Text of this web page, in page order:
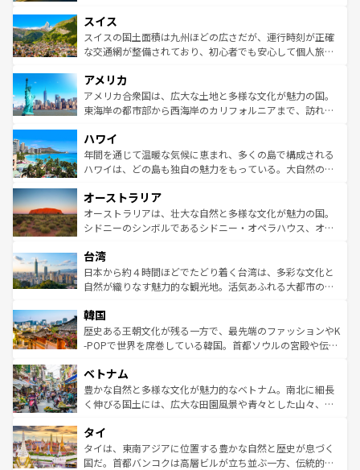
れる地方に足を運ぶとそれぞれで全く異なる文化を体験で
きるだろう。 なお、新着のフランス情報はコンテンツ一覧
を参照してほしい。
は、お酒好きな人にはぜひ体験してほしい。 なお、新着の
ドイツ情報はコンテンツ一覧を参照してほしい。
リアごとに異なる魅力がある。また、優雅なアフタヌーン
ティー、ビール好きにはたまらない英国パブ、サッカー観
戦など、本場だからこそできる体験も豊富。イギリスを旅
ンツ一覧を参照してほしい。
スイス
スイスの国土面積は九州ほどの広さだが、運行時刻が正確
な交通網が整備されており、初心者でも安心して個人旅行
の建物がそのまま残る町や、スイスならではのユニークな
博物館もあり、アルプス観光だけでなく町歩きも満喫する
ことができる。国民の所得が高いため物価も高いが、旅行
ば市内交通費無料で観光を楽しむこともできる。 なお、新
着のスイス情報はコンテンツ一覧 を参照してほしい。
アメリカ
アメリカ合衆国は、広大な土地と多様な文化が魅力の国。
東海岸の都市部から西海岸のカリフォルニアまで、訪れる
のような巨大都市は、観光、ショッピング、エンターテイ
ンメントが詰まった刺激的なスポットだ。一方、アメリカ
西部には大自然が広がり、グランドキャニオンやイエロー
部のニューオーリンズでは、音楽と美食が融合した独特の
文化が魅力。旅行者はアメリカの各地域で異なる魅力を楽
しみながら、その多様性と豊かな歴史を感じることができ
ならではの贅沢な旅のスタイルだ。 なお、新着のアメリカ
情報はコンテンツ一覧を参照してほしい。
ハワイ
年間を通じて温暖な気候に恵まれ、多くの島で構成される
ハワイは、どの島も独自の魅力をもっている。大自然の神
ワイ島は見逃せない。また、定番の観光地といえばオアフ
島だが、静かな自然を求めるならマウイ島やカウアイ島が
おすすめ。エメラルドグリーンに輝く海をはじめ、豊かな
れるおもてなしの心で訪れる人々を迎えてくれるハワイの
人々、おいしいローカルフードやハワイアンミュージッ
ク、伝統的なフラダンスなど、すべてがハワイの魅力を彩
ワイを、存分に味わってほしい。 なお、新着のハワイ情報
はコンテンツ一覧を参照してほしい。
オーストラリア
オーストラリアは、壮大な自然と多様な文化が魅力の国。
シドニーのシンボルであるシドニー・オペラハウス、オー
リアリーフや大陸中央部にそびえるウルル（エアーズロッ
ク）、タスマニアの美しい原生林やケアンズの熱帯雨林な
ど、見どころがたくさん。また、カフェやワイン、オージ
いる。アクティビティも充実しており、サーフィンやダイ
ビング、ハイキングなど、アウトドア好きにはたまらな
い。オーストラリアの多彩な魅力を存分に味わいつくそ
参照してほしい。
台湾
日本から約４時間ほどでたどり着く台湾は、多彩な文化と
自然が織りなす魅力的な観光地。活気あふれる大都市の台
ン）、静ひつな山岳地帯である台湾東部など、都市の喧騒
と山間の静けさが共存しており、訪れる人に新しい発見と
驚きをもたらしてくれる。また、奥深い台湾の食文化も魅
容にもいいと評判のスイーツなど、バラエティ豊かな料理
が味わえる。 なお、新着の台湾情報は コンテンツ一覧を参
照してほしい。
韓国
歴史ある王朝文化が残る一方で、最先端のファッションやK
-POPで世界を席巻している韓国。首都ソウルの宮殿や伝統
き、地方に足を延ばせば四季折々の自然美を楽しむことが
できる。そして、キムチや焼肉、絶品のストリートフード
まで、さまざまな韓国料理が待っている。夜には、韓国な
リティに包まれながら、韓国の多彩な魅力を心ゆくまで味
わってみてほしい。 なお、新着の韓国情報はコンテンツ一
覧を参照してほしい。
ベトナム
豊かな自然と多様な文化が魅力的なベトナム。南北に細長
く伸びる国土には、広大な田園風景や青々とした山々、世
急速な発展と共に伝統が息づく。ハノイの古い町並みやホ
ーチミン市のフランス統治時代の建物も、独特の雰囲気を
醸し出している。また、バラエティの豊かさとおいしさで
タイ
タイは、東南アジアに位置する豊かな自然と歴史が息づく
国だ。首都バンコクは高層ビルが立ち並ぶ一方、伝統的な